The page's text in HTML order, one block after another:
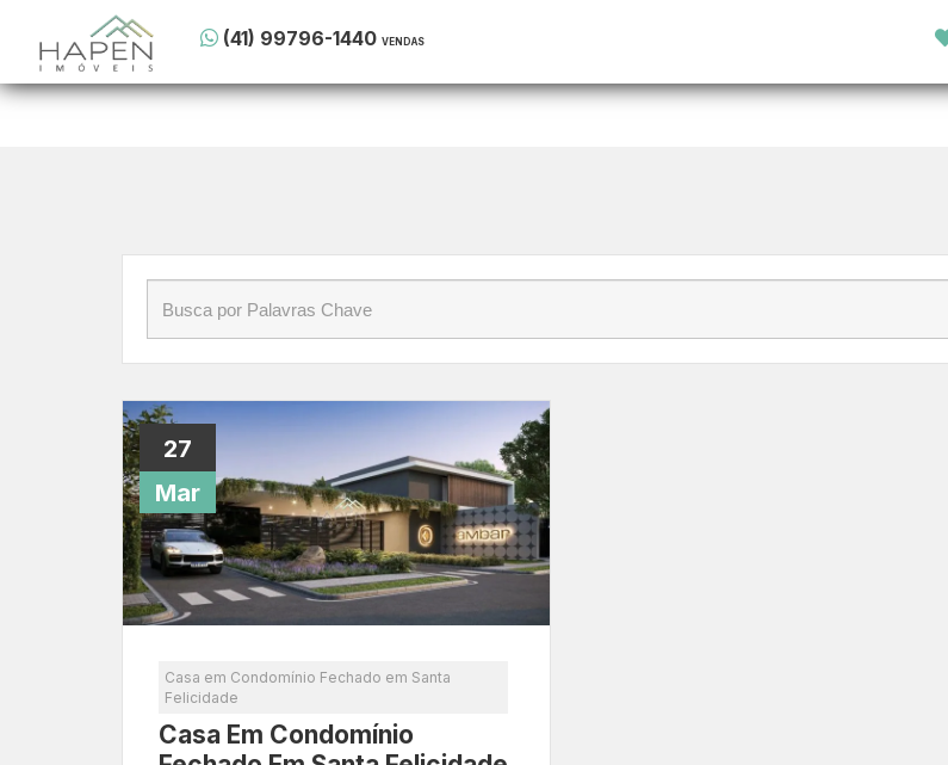
(41) 99796-1440
Início Blog»morar em Santa Felicidade Curitiba
27
Mar
Casa em Condomínio Fechado em Santa
Felicidade
Casa Em Condomínio